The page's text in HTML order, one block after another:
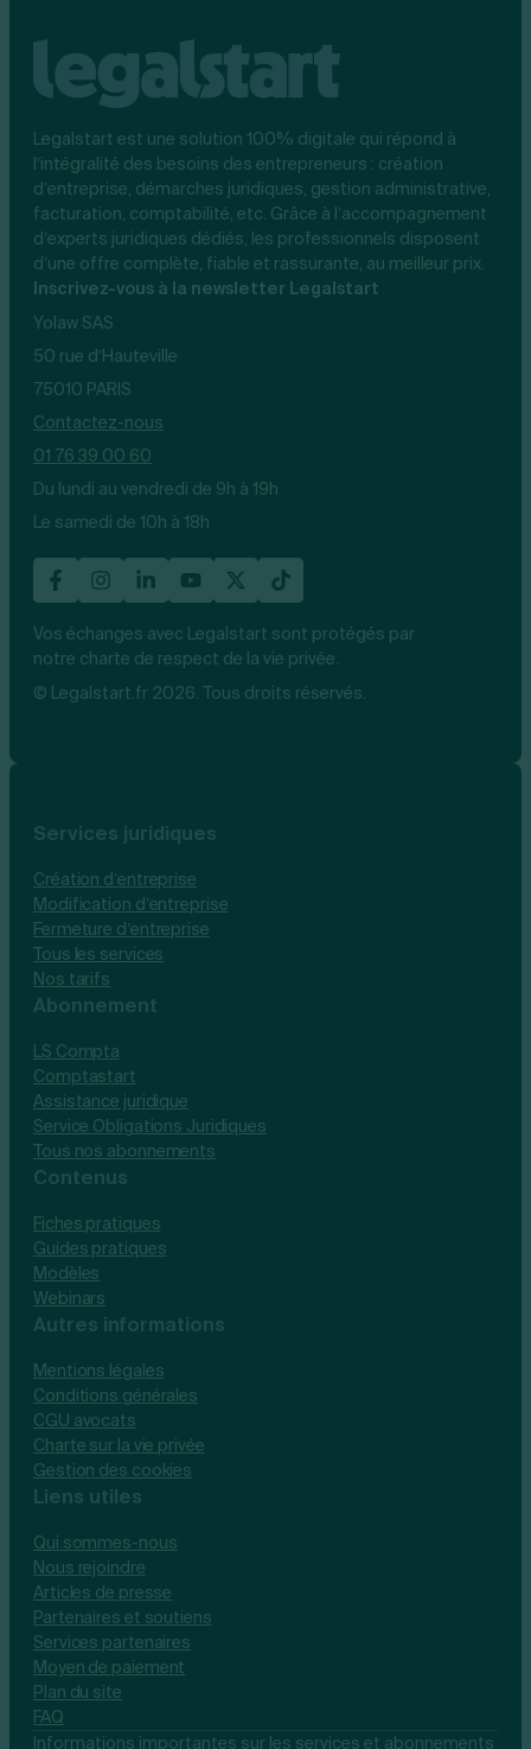
Legalstart est une solution 100% digitale qui répond à
l’intégralité des besoins des entrepreneurs : création
d’entreprise, démarches juridiques, gestion administrative,
facturation, comptabilité, etc. Grâce à l’accompagnement
d’experts juridiques dédiés, les professionnels disposent
d’une offre complète, fiable et rassurante, au meilleur prix.
Inscrivez-vous à la newsletter Legalstart
Yolaw SAS
50 rue d’Hauteville
75010 PARIS
Contactez-nous
01 76 39 00 60
Du lundi au vendredi de 9h à 19h
Le samedi de 10h à 18h
Vos échanges avec Legalstart sont protégés par
notre charte de respect de la vie privée.
© Legalstart.fr 2026. Tous droits réservés.
Services juridiques
Création d’entreprise
Modification d’entreprise
Fermeture d’entreprise
Tous les services
Nos tarifs
Abonnement
LS Compta
Comptastart
Assistance juridique
Service Obligations Juridiques
Tous nos abonnements
Contenus
Fiches pratiques
Guides pratiques
Modèles
Webinars
Autres informations
Mentions légales
Conditions générales
CGU avocats
Charte sur la vie privée
Gestion des cookies
Liens utiles
Qui sommes-nous
Nous rejoindre
Articles de presse
Partenaires et soutiens
Services partenaires
Moyen de paiement
Plan du site
FAQ
Informations importantes sur les services et abonnements